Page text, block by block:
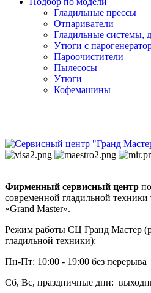
Гладильные прессы
Отпариватели
Гладильные системы,
Утюги с
Пароочистители
Пылесосы
Утюги
Кофемашины
Фирменный сервисный центр
современной гладильной
«Grand Master».
Режим работы СЦ Гранд Мастер
гладильной техники):
Пн-Пт: 10:00 - 19:00 без перерыва
Сб, Вс, праздничные дни: